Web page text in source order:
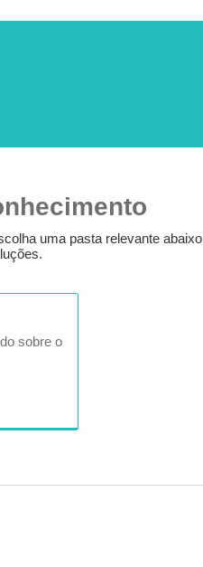
uma pasta relevante abaixo
sobre o